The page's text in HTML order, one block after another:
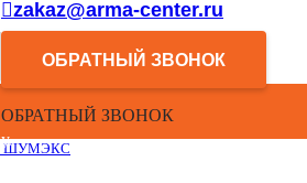
zakaz@arma-center.ru
ОБРАТНЫЙ ЗВОНОК
ОБРАТНЫЙ ЗВОНОК
канализации “Шумекс”
изделия ШУМЭКС
ШУМЭКС